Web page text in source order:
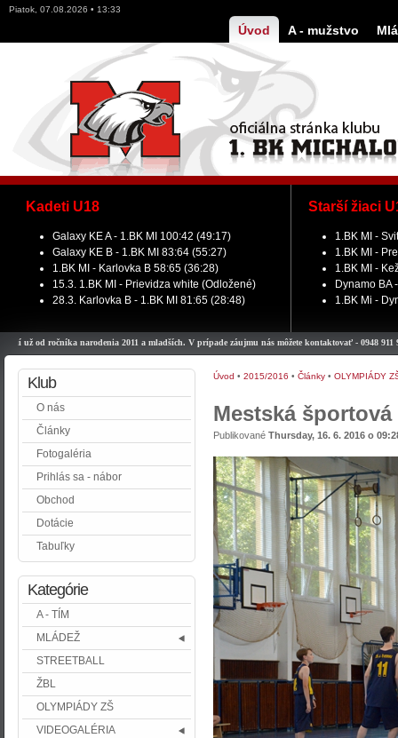
Piatok, 07.08.2026 • 13:33
Úvod A - mužstvo
Kadeti U18
Galaxy KE A - 1.BK MI 100:42 (49:17)
Galaxy KE B - 1.BK MI 83:64 (55:27)
1.BK MI - Karlovka B 58:65 (36:28)
15.3. 1.BK MI - Prievidza white (Odložené)
28.3. Karlovka B - 1.BK MI 81:65 (28:48)
Starší žiaci
1.BK MI -
1.BK MI -
1.BK MI -
Dynamo BA
1.BK Mi -
ročníka narodenia 2011 a mladších. V prípade záujmu nás môžete kontaktovať - 0948 911 979.
Klub
O nás
Články
Fotogaléria
Prihlás sa - nábor
Obchod
Dotácie
Tabuľky
Kategórie
A - TÍM
MLÁDEŽ
STREETBALL
ŽBL
OLYMPIÁDY ZŠ
VIDEOGALÉRIA
Úvod • 2015/2016 • Články • OLYMPIÁDY
Mestská
Publikované Thursday, 16. 6. 2016 o